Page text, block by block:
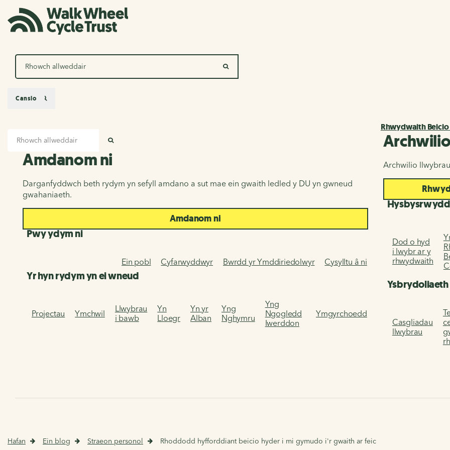
SEARCH
Chwilio
Amdanom ni
Amdanom ni
Darganfyddwch beth rydym yn sefyll amdano a sut mae ein gwaith ledled y DU yn gwneud
gwahaniaeth.
Amdanom ni
Pwy ydym ni
Ein pobl Cyfarwyddwyr Bwrdd yr Ymddiriedolwyr Cysylltu â ni
Yr hyn rydym yn ei wneud
Projectau Ymchwil
Llwybrau
i bawb
Yn
Lloegr
Yn yr
Alban
Yng
Nghymru
Yng
Ngogledd
Iwerddon
Ymgyrchoedd
Rhwydwaith
Archwilio
Archwilio
Hysbysrwydd
Dod o hyd
i lwybr ar y
rhwydwaith
Ysbrydoliaeth
Casgliadau
llwybrau
Canslo
Hafan Ein blog Straeon personol Rhoddodd hyfforddiant beicio hyder i mi gymudo i'r gwaith ar feic